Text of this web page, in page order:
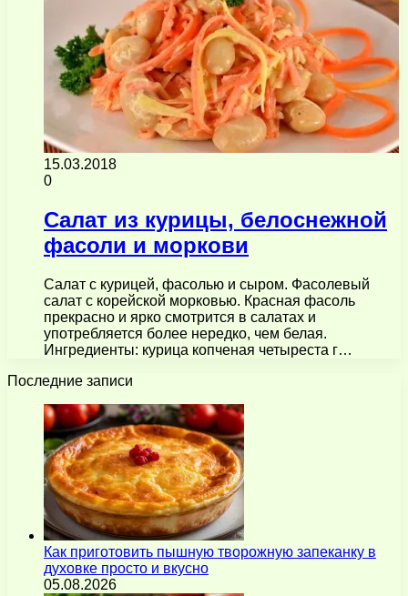
15.03.2018
0
Салат из курицы, белоснежной
фасоли и моркови
Салат с курицей, фасолью и сыром. Фасолевый
салат с корейской морковью. Красная фасоль
прекрасно и ярко смотрится в салатах и
употребляется более нередко, чем белая.
Ингредиенты: курица копченая четыреста г…
Последние записи
Как приготовить пышную творожную запеканку в
духовке просто и вкусно
05.08.2026